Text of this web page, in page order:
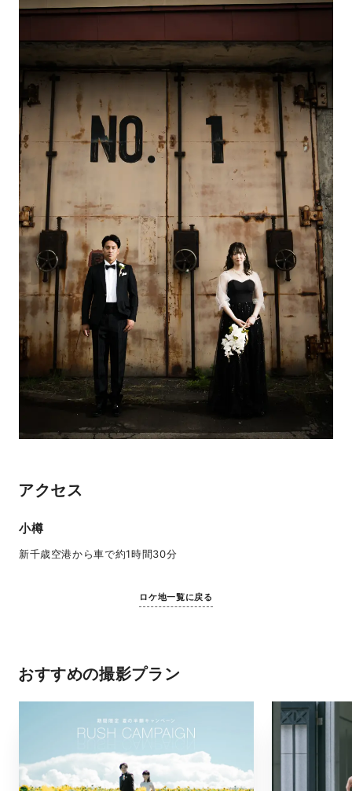
アクセス
小樽
新千歳空港から車で約1時間30分
ロケ地一覧に戻る
おすすめの撮影プラン